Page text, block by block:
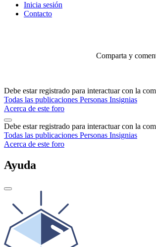
Inicia sesión
Contacto
Comparta y
Debe estar registrado para interactuar con la
Todas las publicaciones Personas Insignias
Acerca de este foro
Debe estar registrado para interactuar con la
Todas las publicaciones Personas Insignias
Acerca de este foro
Ayuda